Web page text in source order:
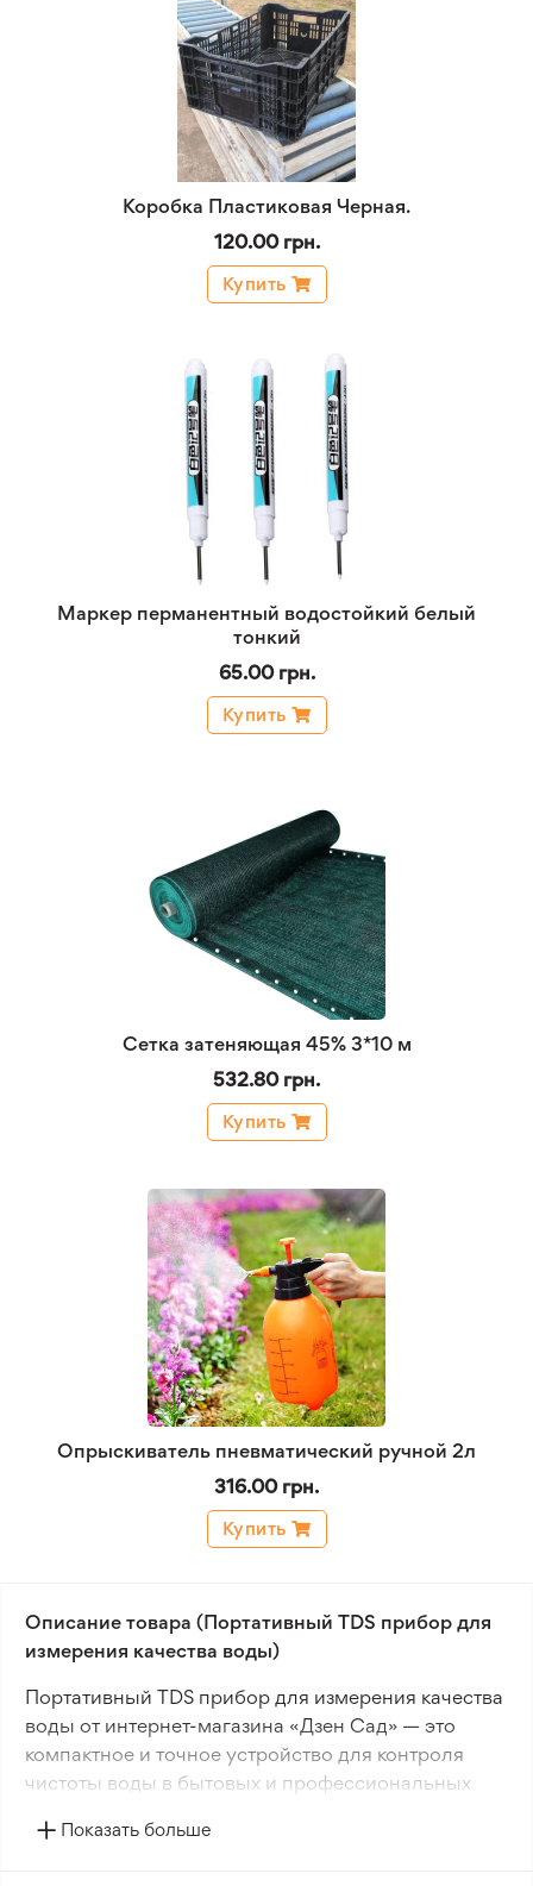
Коробка Пластиковая Черная.
120.00 грн.
Купить
Маркер перманентный водостойкий белый
тонкий
65.00 грн.
Купить
Сетка затеняющая 45% 3*10 м
532.80 грн.
Купить
Опрыскиватель пневматический ручной 2л
316.00 грн.
Купить
Описание товара (Портативный TDS прибор для
измерения качества воды)
Портативный TDS прибор для измерения качества
воды от интернет-магазина «Дзен Сад» — это
компактное и точное устройство для контроля
чистоты воды в бытовых и профессиональных
минерализацию (TDS), показывая количество
Показать больше